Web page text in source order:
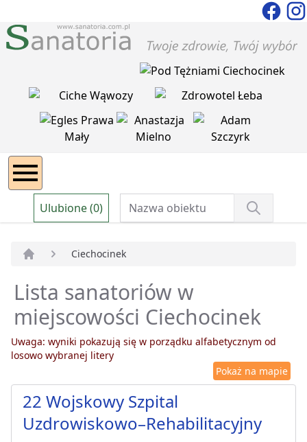
Ulubione (0)
Ciechocinek
Lista sanatoriów w
miejscowości Ciechocinek
Uwaga: wyniki pokazują się w porządku alfabetycznym od
losowo wybranej litery
Pokaż na mapie
22 Wojskowy Szpital
Uzdrowiskowo–Rehabilitacyjny